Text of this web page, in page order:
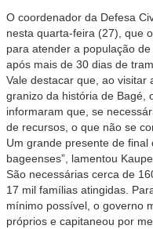
O coordenador da Defesa
nesta quarta-feira (27), que
para atender a população
após mais de 30 dias de
Vale destacar que, ao visitar
granizo da história de Bagé,
informaram que, se
de recursos, o que não se
Um grande presente de
bageenses”, lamentou
São necessárias cerca de
17 mil famílias atingidas.
mínimo possível, o governo
próprios e capitaneou por